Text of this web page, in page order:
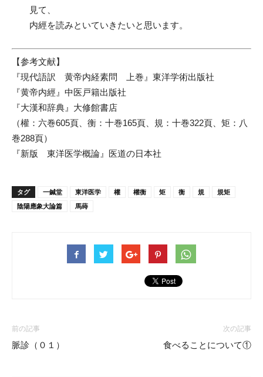
見て、
内經を読みといていきたいと思います。
【参考文献】
『現代語訳 黄帝内経素問 上巻』東洋学術出版社
『黄帝内經』中医戸籍出版社
『大漢和辞典』大修館書店
（權：六巻605頁、衡：十巻165頁、規：十巻322頁、矩：八
巻288頁）
『新版 東洋医学概論』医道の日本社
タグ 一鍼堂 東洋医学 權 權衡 矩 衡 規
規矩
陰陽應象大論篇
馬蒔
前の記事
脈診（０１）
次の記事
食べることについて①